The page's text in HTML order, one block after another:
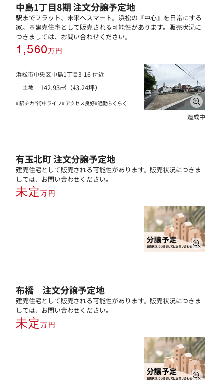
中島1丁目8期 注文分譲予定地
駅までフラット、未来へスマート。浜松の『中心』を日常にする
家。※建売住宅として販売される可能性があります。販売状況に
つきましては、お問い合わせください。
1,560万円
浜松市中央区中島1丁目3-16 付近
土地 142.93㎡（43.24坪）
駅チカ 街中ライフ アクセス良好 通勤らくらく
造成中
有玉北町 注文分譲予定地
建売住宅として販売される可能性があります。販売状況につきま
しては、お問い合わせください。
未定万円
布橋 注文分譲予定地
建売住宅として販売される可能性があります。販売状況につきま
しては、お問い合わせください。
未定万円